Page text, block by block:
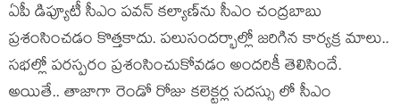
ఏపీ డిప్యూటీ సీఎం ప‌వ‌న్ క‌ల్యాణ్‌ను సీఎం చంద్ర‌బాబు
ప్ర‌శంసించడం కొత్త‌కాదు. ప‌లుసంద‌ర్భాల్లో జ‌రిగిన కార్య‌క్ర మాలు..
స‌భ‌ల్లో ప‌ర‌స్ప‌రం ప్ర‌శంసించుకోవ‌డం అంద‌రికీ తెలిసిందే.
అయితే.. తాజాగా రెండో రోజు క‌లెక్ట‌ర్ల స‌ద‌స్సు లో సీఎం